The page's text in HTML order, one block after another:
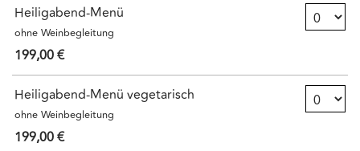
Heiligabend-Menü
ohne Weinbegleitung
199,00 €
Anzahl
Heiligabend-Menü vegetarisch
ohne Weinbegleitung
199,00 €
Anzahl